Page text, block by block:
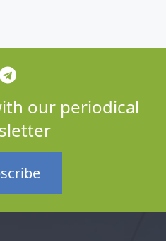
our periodical